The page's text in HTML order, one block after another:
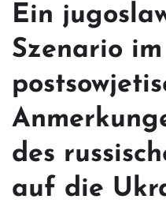
Ein
Szenario im
des
auf die